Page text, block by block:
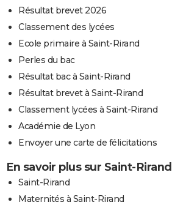
Résultat brevet 2026
Classement des lycées
Ecole primaire à Saint-Rirand
Perles du bac
Résultat bac à Saint-Rirand
Résultat brevet à Saint-Rirand
Classement lycées à Saint-Rirand
Académie de Lyon
Envoyer une carte de félicitations
En savoir plus sur Saint-Rirand
Saint-Rirand
Maternités à Saint-Rirand